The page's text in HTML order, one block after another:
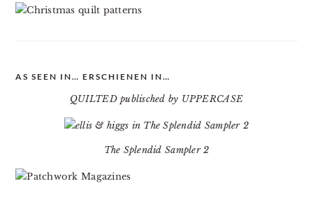
AS SEEN IN… ERSCHIENEN IN…
QUILTED publisched by UPPERCASE
The Splendid Sampler 2